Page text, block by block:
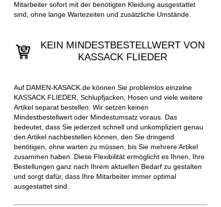
Mitarbeiter sofort mit der benötigten Kleidung ausgestattet
sind, ohne lange Wartezeiten und zusätzliche Umstände.
KEIN MINDESTBESTELLWERT VON
KASSACK FLIEDER
Auf DAMEN-KASACK.de können Sie problemlos einzelne
KASSACK FLIEDER, Schlupfjacken, Hosen und viele weitere
Artikel separat bestellen. Wir setzen keinen
Mindestbestellwert oder Mindestumsatz voraus. Das
bedeutet, dass Sie jederzeit schnell und unkompliziert genau
den Artikel nachbestellen können, den Sie dringend
benötigen, ohne warten zu müssen, bis Sie mehrere Artikel
zusammen haben. Diese Flexibilität ermöglicht es Ihnen, Ihre
Bestellungen ganz nach Ihrem aktuellen Bedarf zu gestalten
und sorgt dafür, dass Ihre Mitarbeiter immer optimal
ausgestattet sind.